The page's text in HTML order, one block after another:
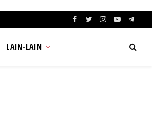
Facebook
TwitterInstagram
YouTube
LAIN-LAIN